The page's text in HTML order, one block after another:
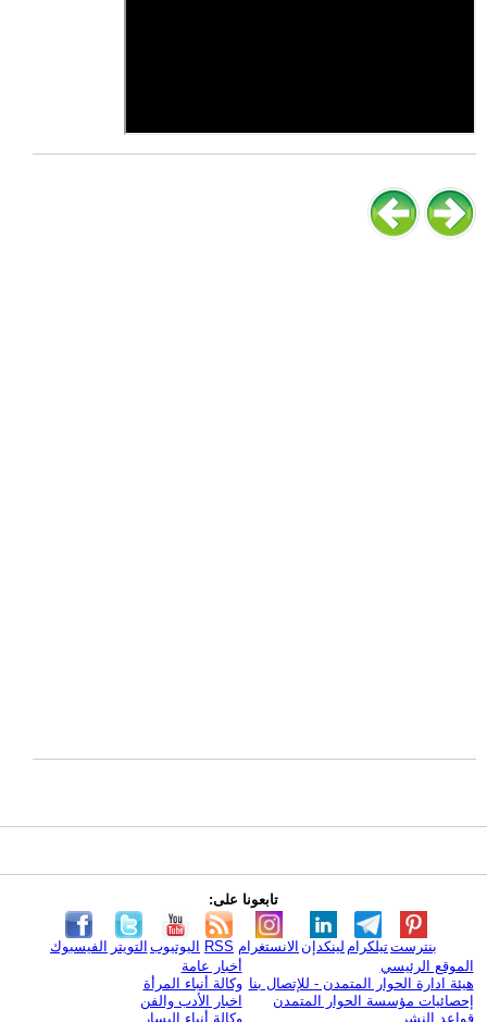
تابعونا على:
الفيسبوك التويتر اليوتيوب RSS الانستغرام لينكدإن تيلكرامبنترست
الموقع الرئيسي
هيئة ادارة الحوار المتمدن - للإتصال بنا
إحصائيات مؤسسة الحوار المتمدن
قواعد النشر
أخبار عامة
وكالة أنباء المرأة
اخبار الأدب والفن
وكالة أنباء اليسار